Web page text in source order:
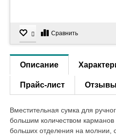
Сравнить
Описание
Прайс-лист Отзывы
Вместительная сумка для
большим количеством
больших отделения на молнии,